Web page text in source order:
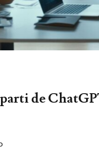
de